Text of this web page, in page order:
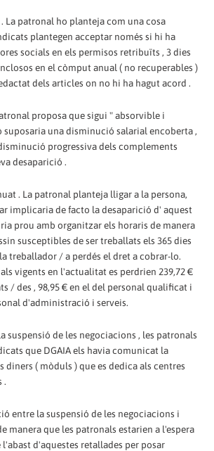
La patronal ho planteja com una cosa
plantegen acceptar només si hi ha
socials en els permisos retribuïts , 3 dies
en el còmput anual ( no recuperables )
dels articles on no hi ha hagut acord .
proposa que sigui " absorvible i
suposaria una disminució salarial encoberta ,
progressiva dels complements
desaparició .
. La patronal planteja lligar a la persona,
implicaria de facto la desaparició d' aquest
prou amb organitzar els horaris de manera
susceptibles de ser treballats els 365 dies
treballador / a perdés el dret a cobrar-lo.
vigents en l'actualitat es perdrien 239,72 €
/ des , 98,95 € en el del personal qualificat i
d'administració i serveis.
suspensió de les negociacions , les patronals
que DGAIA els havia comunicat la
diners ( mòduls ) que es dedica als centres
.
entre la suspensió de les negociacions i
manera que les patronals estarien a l'espera
d'aquestes retallades per posar